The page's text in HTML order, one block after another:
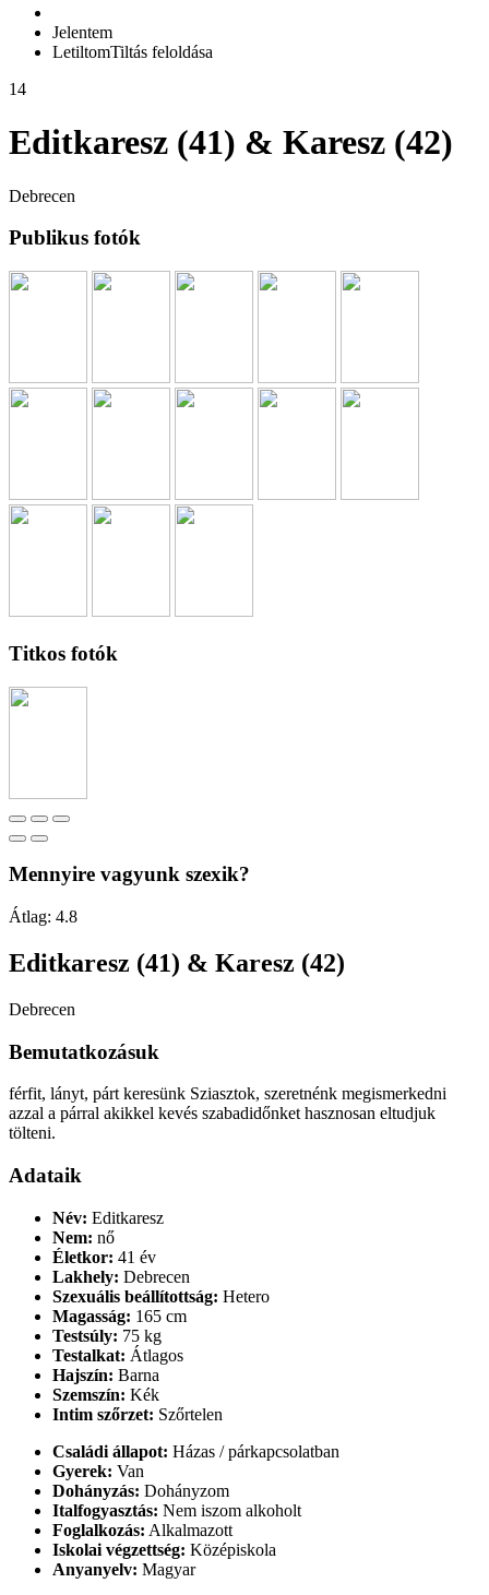
Jelentem
LetiltomTiltás feloldása
14
Editkaresz (41) & Karesz (42)
Debrecen
Publikus fotók
Titkos fotók
Mennyire vagyunk szexik?
Átlag: 4.8
Editkaresz (41) & Karesz (42)
Debrecen
Bemutatkozásuk
férfit, lányt, párt keresünk Sziasztok, szeretnénk megismerkedni
azzal a párral akikkel kevés szabadidőnket hasznosan eltudjuk
tölteni.
Adataik
Név: Editkaresz
Nem: nő
Életkor: 41 év
Lakhely: Debrecen
Szexuális beállítottság: Hetero
Magasság: 165 cm
Testsúly: 75 kg
Testalkat: Átlagos
Hajszín: Barna
Szemszín: Kék
Intim szőrzet: Szőrtelen
Családi állapot: Házas / párkapcsolatban
Gyerek: Van
Dohányzás: Dohányzom
Italfogyasztás: Nem iszom alkoholt
Foglalkozás: Alkalmazott
Iskolai végzettség: Középiskola
Anyanyelv: Magyar